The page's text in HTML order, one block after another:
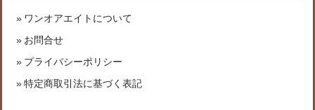
ワンオアエイトについて
お問合せ
プライバシーポリシー
特定商取引法に基づく表記